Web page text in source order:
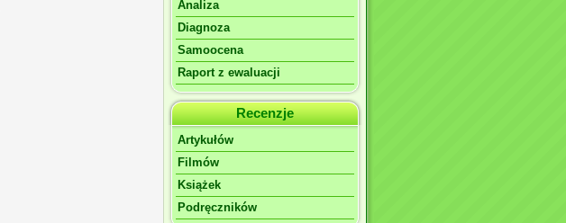
Analiza
Diagnoza
Samoocena
Raport z ewaluacji
Recenzje
Artykułów
Filmów
Książek
Podręczników